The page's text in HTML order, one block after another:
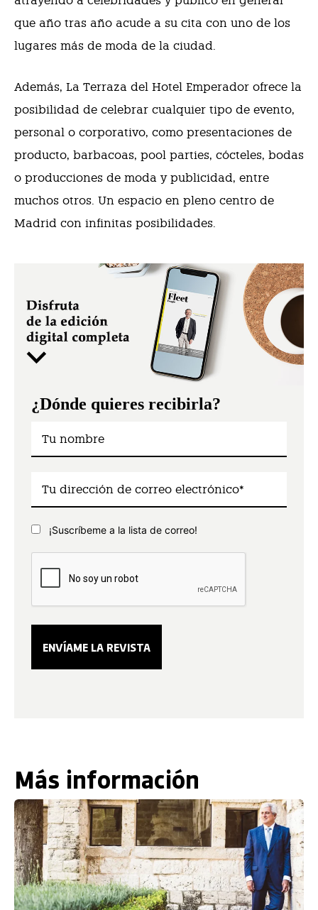
que año tras año acude a su cita con uno de los
lugares más de moda de la ciudad.
Además, La Terraza del Hotel Emperador ofrece la
posibilidad de celebrar cualquier tipo de evento,
personal o corporativo, como presentaciones de
producto, barbacoas, pool parties, cócteles, bodas
o producciones de moda y publicidad, entre
muchos otros. Un espacio en pleno centro de
Madrid con infinitas posibilidades.
¿Dónde quieres recibirla?
¡Suscríbeme a la lista de correo!
Más información